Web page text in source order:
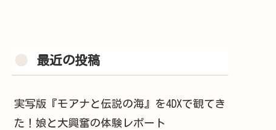
最近の投稿
実写版『モアナと伝説の海』を4DXで観てき
た！娘と大興奮の体験レポート